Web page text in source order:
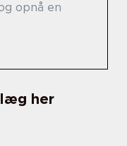
opnå en
her